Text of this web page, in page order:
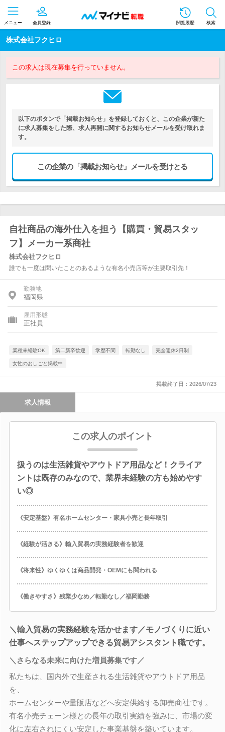
メニュー 会員登録 閲覧履歴 検索
株式会社フクヒロ
この求人は現在募集を行っていません。
以下のボタンで「掲載お知らせ」を登録しておくと、この企業が新た
に求人募集をした際、求人再開に関するお知らせメールを受け取れま
す。
この企業の「掲載お知らせ」メールを受けとる
自社商品の海外仕入を担う【購買・貿易スタッ
フ】メーカー系商社
株式会社フクヒロ
誰でも一度は聞いたことのあるような有名小売店等が主要取引先！
勤務地
福岡県
雇用形態
正社員
業種未経験OK 第二新卒歓迎 学歴不問 転勤なし 完全週休2日制
女性のおしごと掲載中
掲載終了日：2026/07/23
求人情報
この求人のポイント
扱うのは生活雑貨やアウトドア用品など！クライア
ントは既存のみなので、業界未経験の方も始めやす
い◎
《安定基盤》有名ホームセンター・家具小売と長年取引
《経験が活きる》輸入貿易の実務経験者を歓迎
《将来性》ゆくゆくは商品開発・OEMにも関われる
《働きやすさ》残業少なめ／転勤なし／福岡勤務
＼輸入貿易の実務経験を活かせます／モノづくりに近い
仕事へステップアップできる貿易アシスタント職です。
＼さらなる未来に向けた増員募集です／
私たちは、国内外で生産される生活雑貨やアウトドア用品
を、
ホームセンターや量販店などへ安定供給する卸売商社です。
有名小売チェーン様との長年の取引実績を強みに、市場の変
化に左右されにくい安定した事業基盤を築いています。